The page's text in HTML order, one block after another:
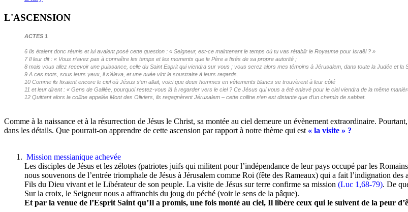
L'ASCENSION
ACTES 1
6 Ils étaient donc réunis et lui avaient posé cette question : « Seigneur, est-ce maintenant le temps où tu vas rétablir le Royaume pour Israël ? »
7 Il leur dit : « Vous n’avez pas à connaître les temps et les moments que le Père a fixés de sa propre autorité ;
8 mais vous allez recevoir une puissance, celle du Saint Esprit qui viendra sur vous ; vous serez alors mes témoins à Jérusalem, dans toute la Judée et la
9 A ces mots, sous leurs yeux, il s’éleva, et une nuée vint le soustraire à leurs regards.
10 Comme ils fixaient encore le ciel où Jésus s’en allait, voici que deux hommes en vêtements blancs se trouvèrent à leur côté
11 et leur dirent : « Gens de Galilée, pourquoi restez-vous là à regarder vers le ciel ? Ce Jésus qui vous a été enlevé pour le ciel viendra de la même
12 Quittant alors la colline appelée Mont des Oliviers, ils regagnèrent Jérusalem – cette colline n’en est distante que d’un chemin de sabbat.
Comme à la naissance et à la résurrection de Jésus le Christ, sa montée au ciel demeure un évènement extraordinaire.
dans les détails. Que pourrait-on apprendre de cette ascension par rapport à notre thème qui est « la visite » ?
Mission messianique achevée
Les disciples de Jésus et les zélotes (patriotes juifs qui militent pour l’indépendance de leur pays occupé par les
nous souvenons de l’entrée triomphale de Jésus à Jérusalem comme Roi (fête des Rameaux) qui a fait l’indignation des
Fils du Dieu vivant et le Libérateur de son peuple. La visite de Jésus sur terre confirme sa mission (Luc 1,68-79). De
Sur la croix, le Seigneur nous a affranchis du joug du péché (voir le sens de la pâque).
Et par la venue de l’Esprit Saint qu’Il a promis, une fois monté au ciel, Il libère ceux qui le suivent de la peur